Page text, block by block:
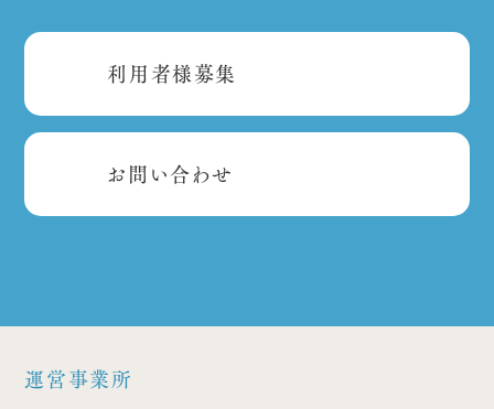
利用者様募集
お問い合わせ
運営事業所